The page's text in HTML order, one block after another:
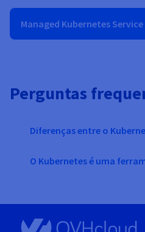
Managed Kubernetes Service
Perguntas
Diferenças entre o
O Kubernetes é uma